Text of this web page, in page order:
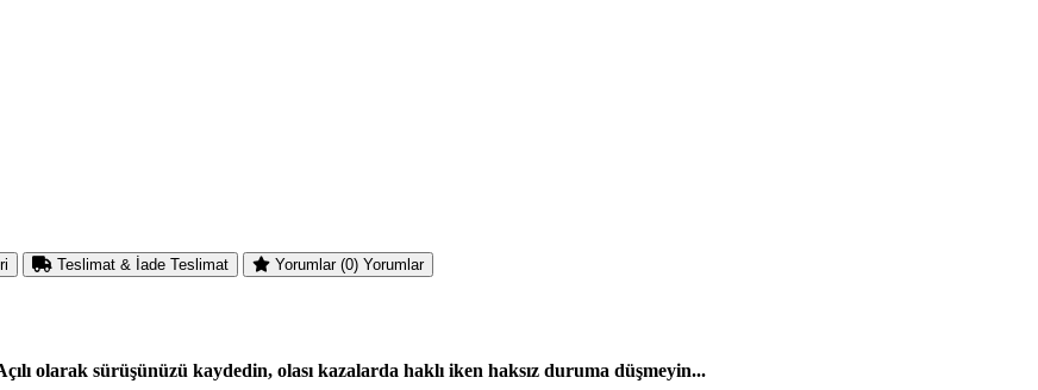
Teslimat & İade Teslimat Yorumlar (0) Yorumlar
olarak sürüşünüzü kaydedin, olası kazalarda haklı iken haksız duruma düşmeyin...